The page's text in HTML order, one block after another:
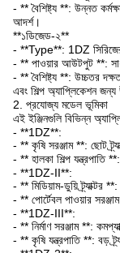
- ** বৈশিষ্ট্য **: উন্নত
আদর্শ।
**১ডিজেড-২**
- **Type**: 1DZ
- ** পাওয়ার আউটপুট **:
- ** বৈশিষ্ট্য **: উচ্চতর
এবং শিল্প অ্যাপ্লিকেশন
2. প্রযোজ্য মডেল ভূমিকা
এই ইঞ্জিনগুলি বিভিন্ন
- **1DZ**:
- ** কৃষি সরঞ্জাম **: ছোট
- ** হালকা শিল্প যন্ত্রপাতি
- **1DZ-II**:
- ** মিডিয়াম-ডুয়ি ট্র্যাক্টর
- ** পোর্টেবল পাওয়ার
- **1DZ-III**:
- ** নির্মাণ সরঞ্জাম **:
- ** কৃষি যন্ত্রপাতি **: বড়